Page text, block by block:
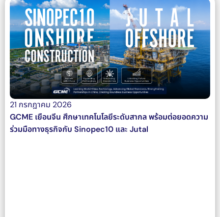
21 กรกฎาคม 2026
GCME เยือนจีน ศึกษาเทคโนโลยีระดับสากล พร้อมต่อยอดความ
ร่วมมือทางธุรกิจกับ Sinopec10 และ Jutal